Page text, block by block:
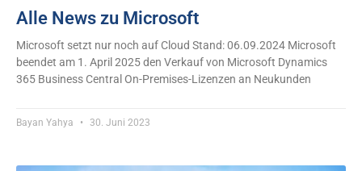
Alle News zu Microsoft
Microsoft setzt nur noch auf Cloud Stand: 06.09.2024 Microsoft
beendet am 1. April 2025 den Verkauf von Microsoft Dynamics
365 Business Central On-Premises-Lizenzen an Neukunden
Bayan Yahya 30. Juni 2023